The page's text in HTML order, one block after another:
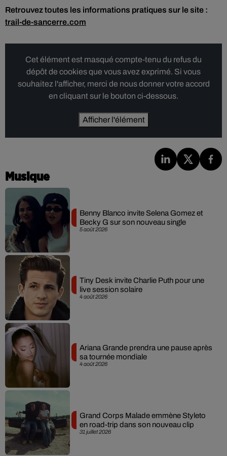
Retrouvez toutes les informations pratiques sur le site :
trail-de-sancerre.com
Cet élément est masqué compte-tenu du refus du
dépôt de cookies que vous avez exprimé. Si vous
souhaitez l'afficher, merci de nous donner votre accord
en cliquant sur le bouton ci-dessous.
Afficher l'élément
Musique
5 août 2026
Benny Blanco invite Selena Gomez et
Becky G sur son nouveau single
4 août 2026
Tiny Desk invite Charlie Puth pour une
live session solaire
4 août 2026
Ariana Grande prendra une pause après
sa tournée mondiale
31 juillet 2026
Grand Corps Malade emmène Styleto
en road-trip dans son nouveau clip